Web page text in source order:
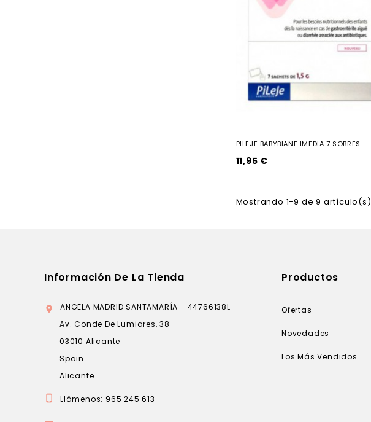
PILEJE BABYBIANE IMEDIA 7 SOBRES
11,95 €
Mostrando 1-9 de 9 artículo(s)
Información De La Tienda

ANGELA MADRID SANTAMARÍA - 44766138L
Av. Conde De Lumiares, 38
03010 Alicante
Spain
Alicante
 Llámenos: 965 245 613
Productos
Ofertas
Novedades
Los Más Vendidos